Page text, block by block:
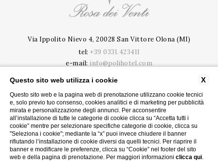
Via Ippolito Nievo 4, 20028 San Vittore Olona (MI)
tel: +39 0331.423411
e-mail: info@polihotel.com
PRIVACY CONTATTI
COOKIE DATI SOCIETARI
CONVENZIONI AZIENDE
CODICI GDS ACCESSIBILITY
X
Questo sito web utilizza i cookie
Questo sito web e la pagina web di prenotazione utilizzano cookie tecnici
e, solo previo tuo consenso, cookies analitici e di marketing per pubblicità
mirata e personalizzazione degli annunci. Per acconsentire
all’installazione di tutte le categorie di cookie clicca su “Accetta tutti i
cookie” mentre per selezionare specifiche categorie di cookie, clicca su
"Seleziona i cookie"; mediante la “x” puoi invece chiudere il banner
rifiutando l’installazione di cookie diversi da quelli tecnici. Per riaprire il
banner e modificare le preferenze, clicca su “Cookie” nel footer del sito
web e della pagina di prenotazione. Per maggiori informazioni clicca qui.